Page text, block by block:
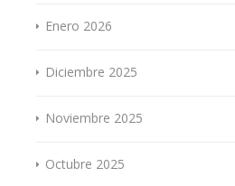
Enero 2026
Diciembre 2025
Noviembre 2025
Octubre 2025